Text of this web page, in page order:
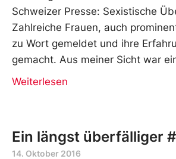
Schweizer Presse: Sexistische
Zahlreiche Frauen, auch
zu Wort gemeldet und ihre
gemacht. Aus meiner Sicht war
Weiterlesen
Ein längst überfälliger
14. Oktober 2016